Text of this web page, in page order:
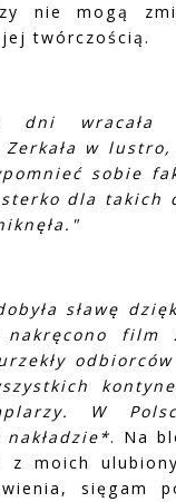
nie mogą
twórczością.
dni wracała
Zerkała w
sobie
dla takich
sławę
nakręcono film
W
. Na
moich
sięgam